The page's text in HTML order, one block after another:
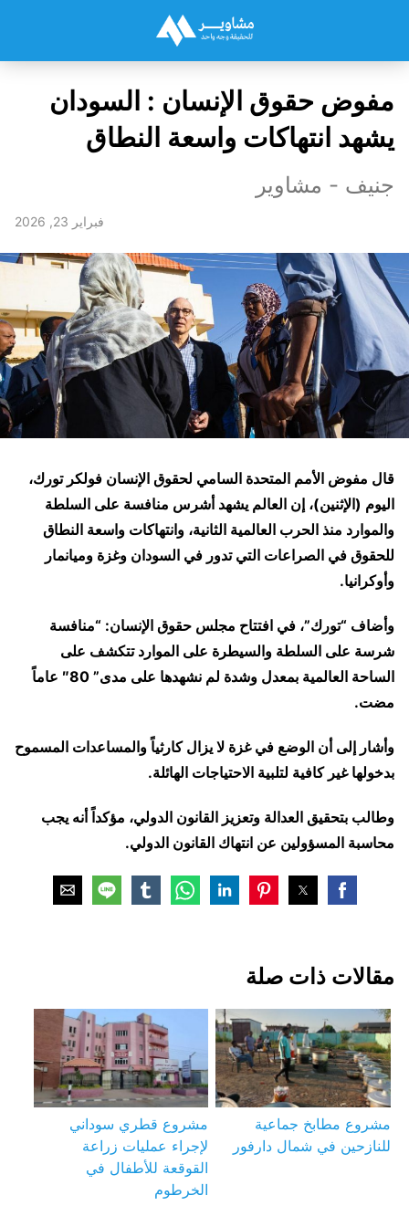
مفوض حقوق الإنسان : السودان
يشهد انتهاكات واسعة النطاق
جنيف - مشاوير
فبراير 23, 2026
قال مفوض الأمم المتحدة السامي لحقوق الإنسان فولكر تورك،
اليوم (الإثنين)، إن العالم يشهد أشرس منافسة على السلطة
والموارد منذ الحرب العالمية الثانية، وانتهاكات واسعة النطاق
للحقوق في الصراعات التي تدور في السودان وغزة وميانمار
وأوكرانيا.
وأضاف “تورك”، في افتتاح مجلس حقوق الإنسان: “منافسة
شرسة على السلطة والسيطرة على الموارد تتكشف على
الساحة العالمية بمعدل وشدة لم نشهدها على مدى” 80″ عاماً
مضت.
وأشار إلى أن الوضع في غزة لا يزال كارثياً والمساعدات المسموح
بدخولها غير كافية لتلبية الاحتياجات الهائلة.
وطالب بتحقيق العدالة وتعزيز القانون الدولي، مؤكداً أنه يجب
محاسبة المسؤولين عن انتهاك القانون الدولي.
مقالات ذات صلة
مشروع مطابخ جماعية
للنازحين في شمال دارفور
مشروع قطري سوداني
لإجراء عمليات زراعة
القوقعة للأطفال في
الخرطوم